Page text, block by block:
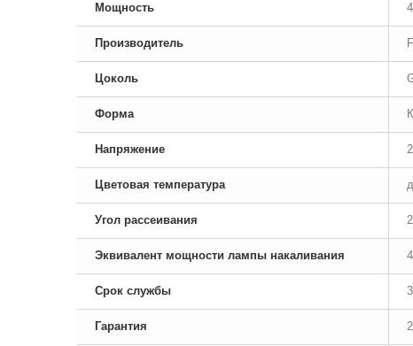
Мощность
Производитель
Цоколь
Форма
Напряжение
Цветовая температура
Угол рассеивания
Эквивалент мощности лампы накаливания
Срок службы
Гарантия